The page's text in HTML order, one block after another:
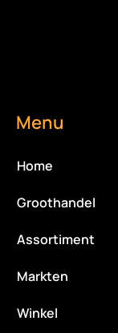
Menu
Home
Groothandel
Assortiment
Markten
Winkel